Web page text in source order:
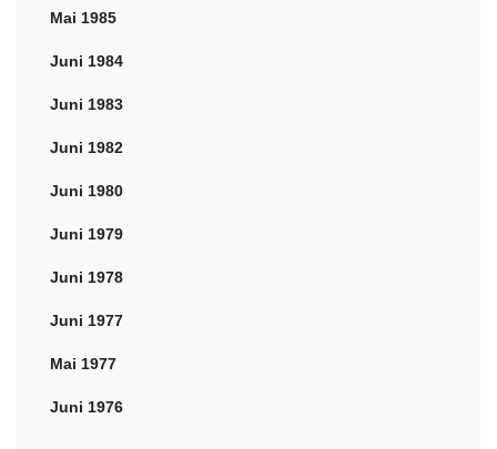
Mai 1985
Juni 1984
Juni 1983
Juni 1982
Juni 1980
Juni 1979
Juni 1978
Juni 1977
Mai 1977
Juni 1976